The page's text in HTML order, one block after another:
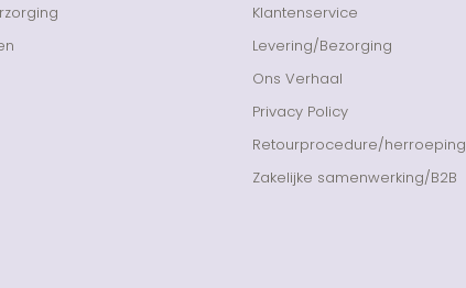
Klantenservice
Levering/Bezorging
Ons Verhaal
Privacy Policy
Retourprocedure/herroeping
Zakelijke samenwerking/B2B